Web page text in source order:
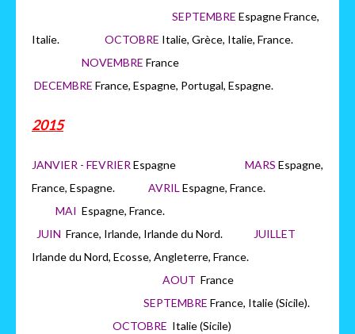
SEPTEMBRE Espagne France,
Italie. OCTOBRE Italie, Grèce, Italie, France.
NOVEMBRE France
DECEMBRE France, Espagne, Portugal, Espagne.
2015
JANVIER - FEVRIER Espagne MARS Espagne,
France, Espagne. AVRIL Espagne, France.
MAI Espagne, France.
JUIN France, Irlande, Irlande du Nord.
JUILLET
Irlande du Nord, Ecosse, Angleterre, France.
AOUT France
SEPTEMBRE France, Italie (Sicile).
OCTOBRE Italie (Sicile)